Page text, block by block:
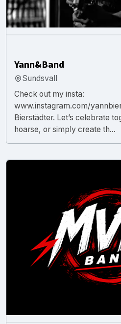
Yann&Band
Sundsvall
Check out my insta:
www.instagram.com/
Bierstädter. Let’s celebrate
hoarse, or simply create th...